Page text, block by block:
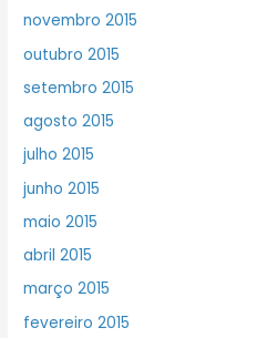
novembro 2015
outubro 2015
setembro 2015
agosto 2015
julho 2015
junho 2015
maio 2015
abril 2015
março 2015
fevereiro 2015